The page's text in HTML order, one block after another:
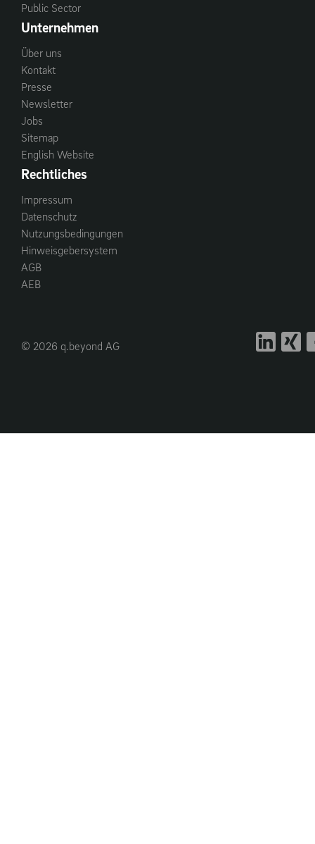
Public Sector
Unternehmen
Über uns
Kontakt
Presse
Newsletter
Jobs
Sitemap
English Website
Rechtliches
Impressum
Datenschutz
Nutzungsbedingungen
Hinweisgebersystem
AGB
AEB
© 2026 q.beyond AG